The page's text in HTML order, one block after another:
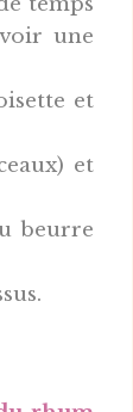
une
et
et
beurre